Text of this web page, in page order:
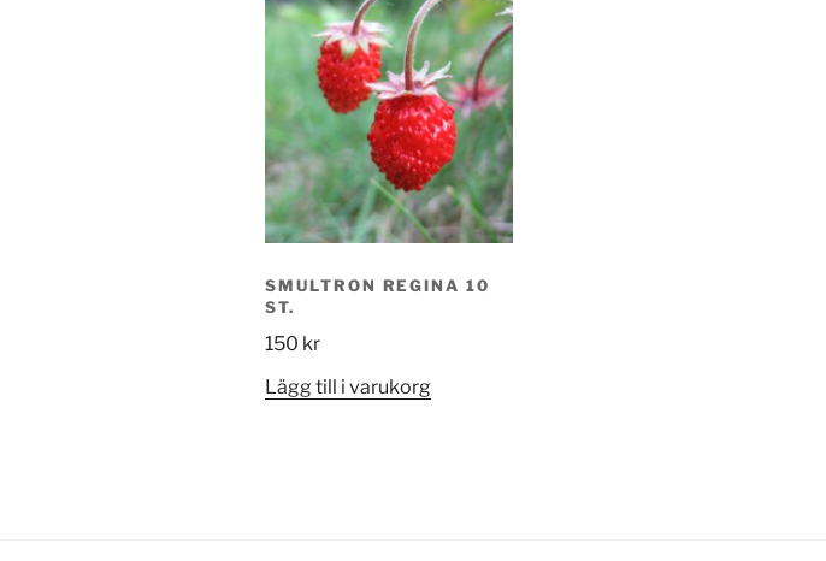
SMULTRON REGINA 10
ST.
150 kr
Lägg till i varukorg